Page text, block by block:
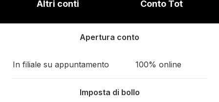
Altri conti Conto Tot
Apertura conto
In filiale su appuntamento 100% online
Imposta di bollo